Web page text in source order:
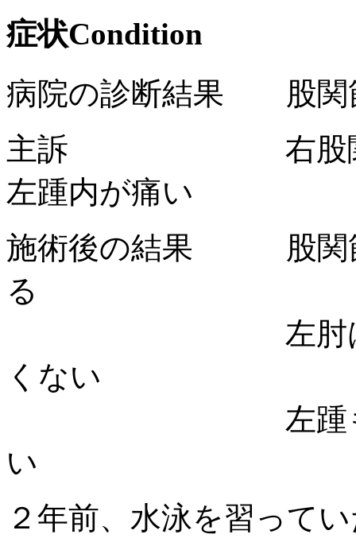
症状Condition
病院の診断結果 股関
主訴 右股関節
左踵内が痛い
施術後の結果 股関節
る
左肘は自然形
くない
左踵も自然形
い
２年前、水泳を習って